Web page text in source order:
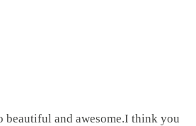
beautiful and awesome.I think you